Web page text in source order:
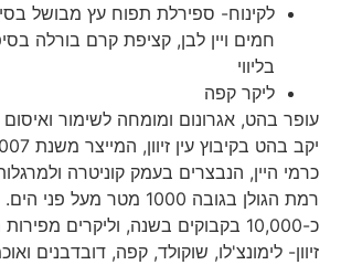
לקינוח- ספירלת תפוח עץ מבושל
חמים ויין לבן, קציפת קרם בורלה
בליווי
ליקר קפה
עופר בהט, אגרונום ומומחה לשימור ואיסום
כרמי היין, הנבצרים בעמק קוניטרה ולמרגלות
רמת הגולן בגובה 1000 מטר מעל פני
כ-10,000 בקבוקים בשנה, וליקרים מפירות
זיוון- לימונצ'לו, שוקולד, קפה, דובדבנים